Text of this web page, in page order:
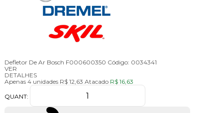
Defletor De Ar Bosch F000600350 Código: 0034341
VER
DETALHES
Apenas 4 unidades R$ 12,63 Atacado R$ 16,63
QUANT: